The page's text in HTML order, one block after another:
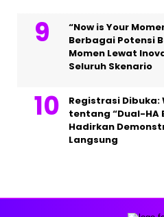
“Now is Your
Berbagai Potensi
Momen Lewat
Seluruh Skenario
Registrasi Dibuka:
tentang “Dual-HA
Hadirkan
Langsung